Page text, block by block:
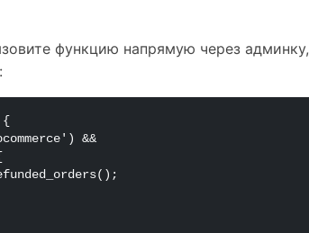
функцию напрямую через админку,
{